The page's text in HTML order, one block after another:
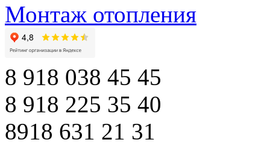
Монтаж отопления
8 918 038 45 45
8 918 225 35 40
8918 631 21 31